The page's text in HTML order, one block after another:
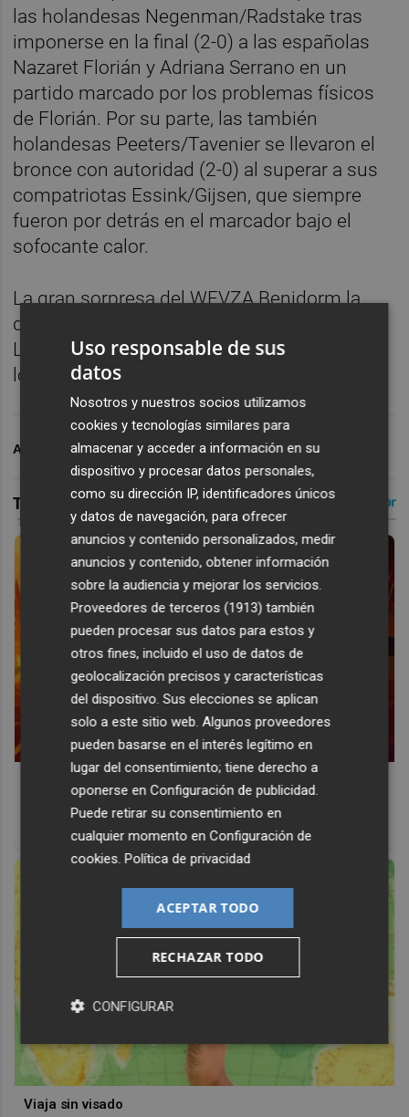
las holandesas Negenman/Radstake tras
imponerse en la final (2-0) a las españolas
Nazaret Florián y Adriana Serrano en un
partido marcado por los problemas físicos
de Florián. Por su parte, las también
holandesas Peeters/Tavenier se llevaron el
bronce con autoridad (2-0) al superar a sus
compatriotas Essink/Gijsen, que siempre
fueron por detrás en el marcador bajo el
sofocante calor.
La gran sorpresa del WEVZA Benidorm la
dieron las jóvenes alicantinas Helena
Llinares y Uxue Cuadrado, que alcanzaron
los cuartos de final a sus 16 años.
ARCHIVADO EN POLIDEPORTIVO
Corepunk MMORPG
Un verdadero MMORPG de la vieja escuela ¡Cómo los de
antes, pero mejor!
Viaja sin visado
Uso responsable de sus
datos
Nosotros y nuestros socios utilizamos
cookies y tecnologías similares para
almacenar y acceder a información en su
dispositivo y procesar datos personales,
como su dirección IP, identificadores únicos
y datos de navegación, para ofrecer
anuncios y contenido personalizados, medir
anuncios y contenido, obtener información
sobre la audiencia y mejorar los servicios.
Proveedores de terceros (1913) también
pueden procesar sus datos para estos y
otros fines, incluido el uso de datos de
geolocalización precisos y características
del dispositivo. Sus elecciones se aplican
solo a este sitio web. Algunos proveedores
pueden basarse en el interés legítimo en
lugar del consentimiento; tiene derecho a
oponerse enConfiguración de publicidad.
Puede retirar su consentimiento en
cualquier momento enConfiguración de
cookies.Política de privacidad
ACEPTAR TODO
RECHAZAR TODO
CONFIGURAR